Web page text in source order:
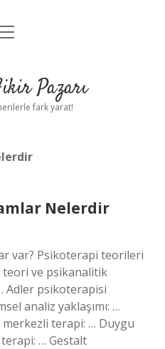
UyarıPazarı
fark yarat!
Nelerdir
var? Psikoterapi teorileri
ve psikanalitik
Adler psikoterapisi
analiz yaklaşımı: …
merkezli terapi: … Duygu
… Gestalt